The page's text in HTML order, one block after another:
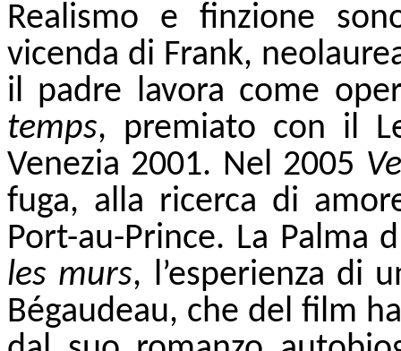
Realismo e finzione
vicenda di Frank,
il padre lavora come
temps, premiato con il
Venezia 2001. Nel 2005
fuga, alla ricerca di
Port-au-Prince. La Palma
les murs, l’esperienza di
Bégaudeau, che del film